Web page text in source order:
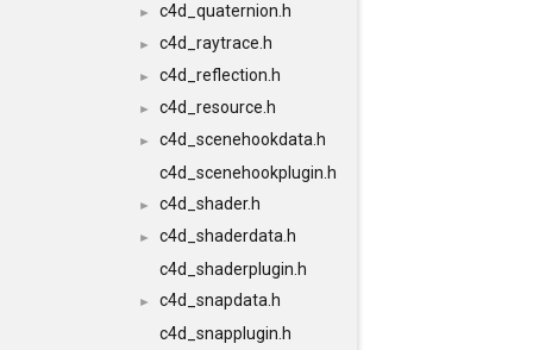
► c4d_quaternion.h
► c4d_raytrace.h
► c4d_reflection.h
► c4d_resource.h
►
c4d_scenehookdata.h
c4d_scenehookplugin.h
► c4d_shader.h
►
c4d_shaderdata.h
c4d_shaderplugin.h
►
c4d_snapdata.h
c4d_snapplugin.h